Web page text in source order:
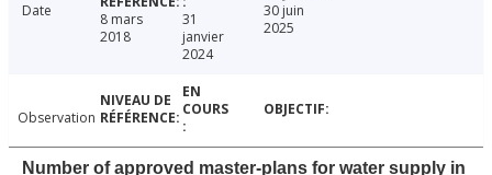
Date
8 mars
2018
31
janvier
2024
30 juin
2025
Observation
Number of approved master-plans for water supply in